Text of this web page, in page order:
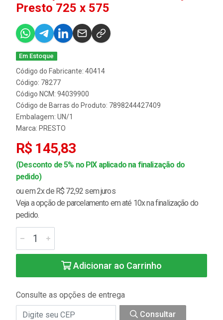
Presto 725 x 575
Em Estoque
Código do Fabricante: 40414
Código: 78277
Código NCM: 94039900
Código de Barras do Produto: 7898244427409
Embalagem: UN/1
Marca: PRESTO
R$ 145,83
(Desconto de 5% no PIX aplicado na finalização do
pedido)
ou em 2x de R$ 72,92 sem juros
Veja a opção de parcelamento em até 10x na finalização do
pedido.
Adicionar ao Carrinho
Consulte as opções de entrega
Consultar